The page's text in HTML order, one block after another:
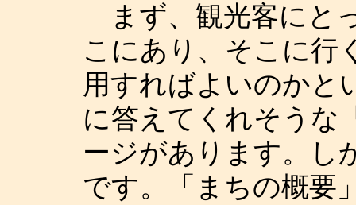
まず、観光客にと
こにあり、そこに行
用すればよいのかと
に答えてくれそうな
ージがあります。し
です。「まちの概要